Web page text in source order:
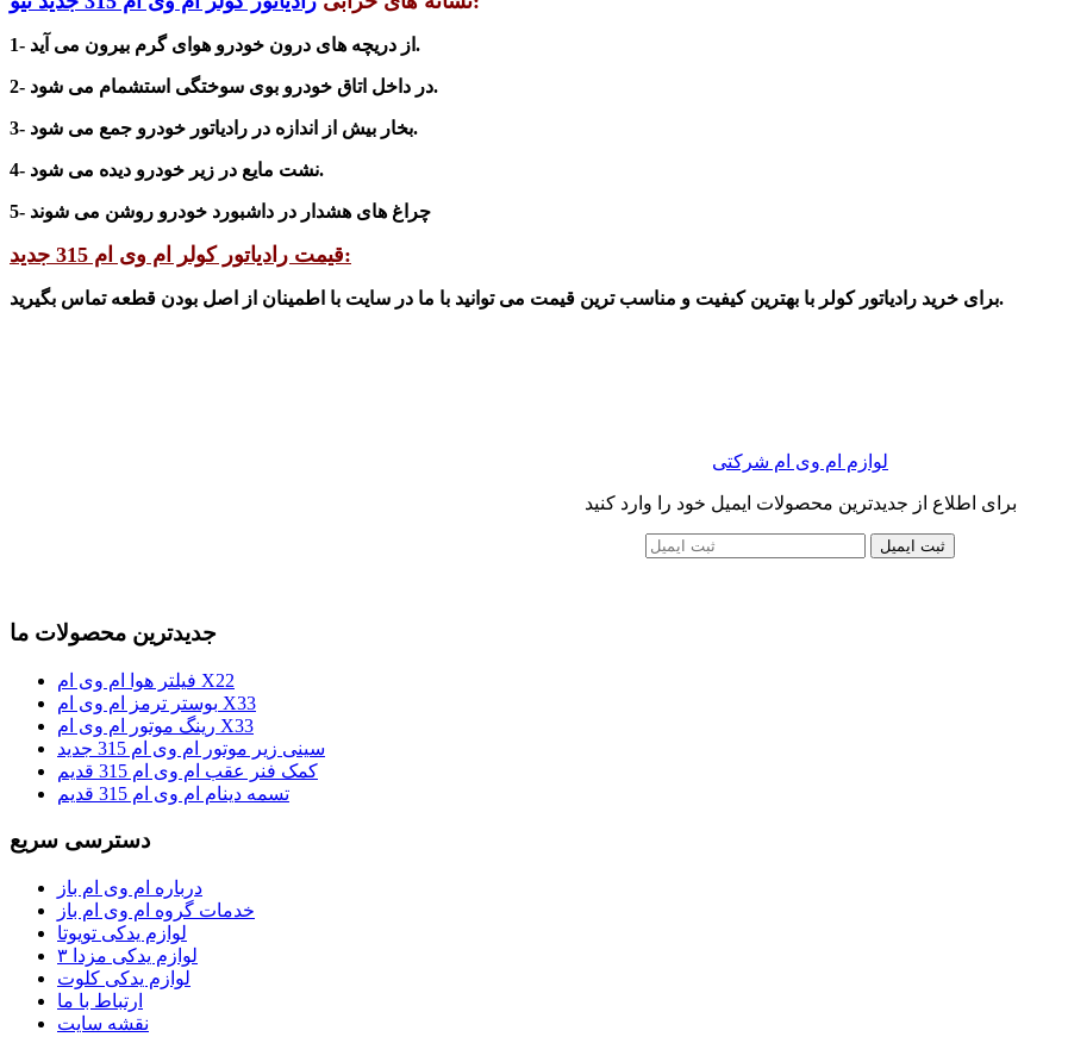
1- از دریچه های درون خودرو هوای گرم بیرون می آید.
2- در داخل اتاق خودرو بوی سوختگی استشمام می شود.
3- بخار بیش از اندازه در رادیاتور خودرو جمع می شود.
4- نشت مایع در زیر خودرو دیده می شود.
5- چراغ های هشدار در داشبورد خودرو روشن می شوند
قیمت رادیاتور کولر ام وی ام 315 جدید:
برای خرید رادیاتور کولر با بهترین کیفیت و مناسب ترین قیمت می توانید با ما در سایت با اطمینان از اصل بودن قطعه تماس بگیرید.
لوازم ام وی ام شرکتی
برای اطلاع از جدیدترین محصولات ایمیل خود را وارد کنید
ثبت ایمیل
جدیدترین محصولات ما
فیلتر هوا ام وی ام X22
بوستر ترمز ام وی ام X33
رینگ موتور ام وی ام X33
سینی زیر موتور ام وی ام 315 جدید
کمک فنر عقب ام وی ام 315 قدیم
تسمه دینام ام وی ام 315 قدیم
دسترسی سریع
درباره ام وی ام باز
خدمات گروه ام وی ام باز
لوازم یدکی تویوتا
لوازم یدکی مزدا ۳
لوازم یدکی کلوت
ارتباط با ما
نقشه سایت